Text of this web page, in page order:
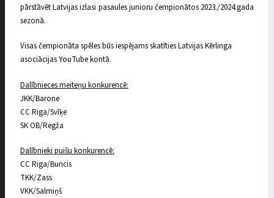
pārstāvēt Latvijas izlasi pasaules junioru čempionātos 2023./2024.gada
sezonā.
Visas čempionāta spēles būs iespējams skatīties Latvijas Kērlinga
asociācijas YouTube kontā.
Dalībnieces meiteņu konkurencē:
JKK/Barone
CC Riga/Svīķe
SK OB/Regža
Dalībnieki puišu konkurencē:
CC Riga/Buncis
TKK/Zass
VKK/Salmiņš